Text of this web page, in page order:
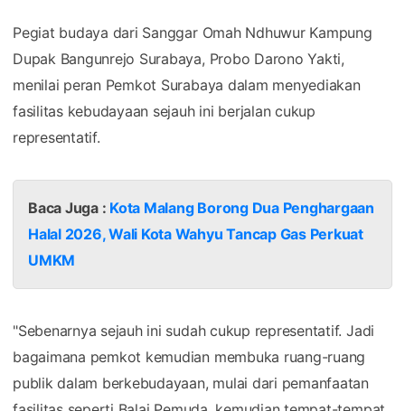
Pegiat budaya dari Sanggar Omah Ndhuwur Kampung
Dupak Bangunrejo Surabaya, Probo Darono Yakti,
menilai peran Pemkot Surabaya dalam menyediakan
fasilitas kebudayaan sejauh ini berjalan cukup
representatif.
Baca Juga : Kota Malang Borong Dua Penghargaan
Halal 2026, Wali Kota Wahyu Tancap Gas Perkuat
UMKM
"Sebenarnya sejauh ini sudah cukup representatif. Jadi
bagaimana pemkot kemudian membuka ruang-ruang
publik dalam berkebudayaan, mulai dari pemanfaatan